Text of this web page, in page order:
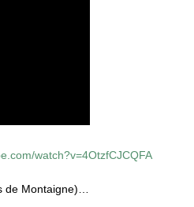
watch?v=4OtzfCJCQFA
de Montaigne)…